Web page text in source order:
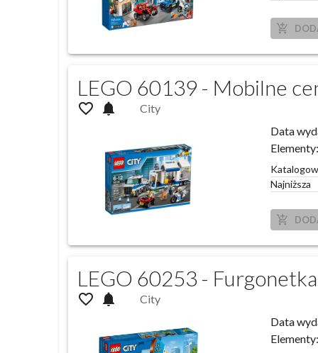
add_shopping_cart
LEGO 60139 - Mobilne
favorite_outline notifications
City
Data
Elementy:
Najniższa
add_shopping_cart
LEGO 60253 -
favorite_outline notifications
City
Data
Elementy: